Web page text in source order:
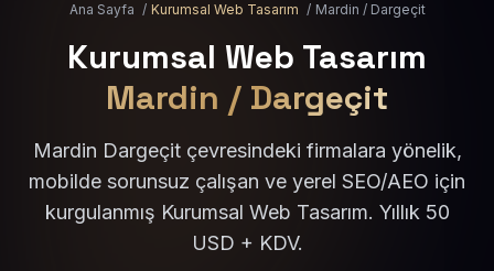
Ana Sayfa / Kurumsal Web Tasarım / Mardin / Dargeçit
Kurumsal Web Tasarım
Mardin / Dargeçit
Mardin Dargeçit çevresindeki firmalara yönelik,
mobilde sorunsuz çalışan ve yerel SEO/AEO için
kurgulanmış Kurumsal Web Tasarım. Yıllık 50
USD + KDV.